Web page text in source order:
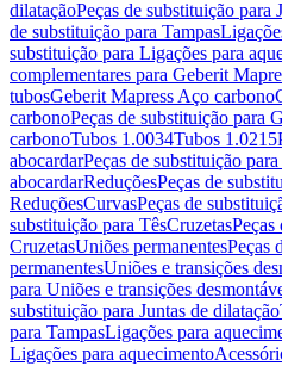
dilataçãoPeças de substituição para
de substituição para Tampas
substituição para Ligações para
complementares para Geberit
tubosGeberit Mapress Aço carbono
carbonoPeças de substituição para
carbonoTubos 1.0034Tubos 1.0215
abocardarPeças de substituição
abocardarReduçõesPeças de
ReduçõesCurvasPeças de
substituição para TêsCruzetasPeças
CruzetasUniões permanentesPeças
permanentesUniões e transições
para Uniões e transições
substituição para Juntas de dilatação
para TampasLigações para
Ligações para aquecimento